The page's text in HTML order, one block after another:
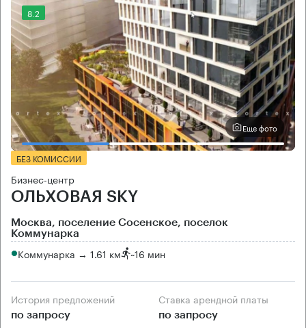
8.2
Еще фото
БЕЗ КОМИССИИ
Бизнес-центр
ОЛЬХОВАЯ SKY
Москва, поселение Сосенское, поселок
Коммунарка
Коммунарка → 1.61 км ~16 мин
История предложений
по запросу
Ставка арендной платы
по запросу